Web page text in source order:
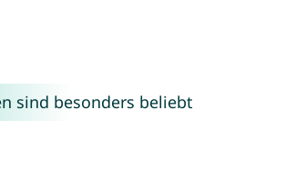
sind besonders beliebt